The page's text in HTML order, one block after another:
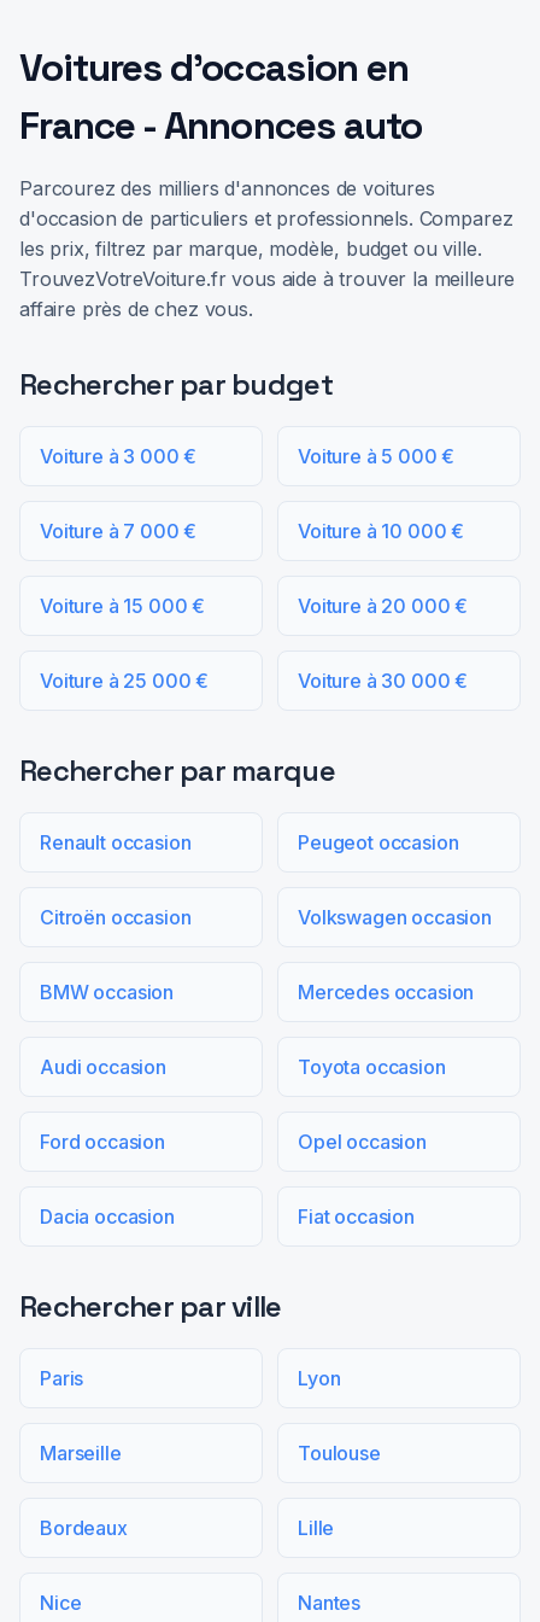
Voitures d'occasion en
France - Annonces auto
Parcourez des milliers d'annonces de voitures
d'occasion de particuliers et professionnels. Comparez
les prix, filtrez par marque, modèle, budget ou ville.
TrouvezVotreVoiture.fr vous aide à trouver la meilleure
affaire près de chez vous.
Rechercher par budget
Voiture à 3 000 € Voiture à 5 000 €
Voiture à 7 000 € Voiture à 10 000 €
Voiture à 15 000 € Voiture à 20 000 €
Voiture à 25 000 € Voiture à 30 000 €
Rechercher par marque
Renault occasion Peugeot occasion
Citroën occasion Volkswagen occasion
BMW occasion Mercedes occasion
Audi occasion Toyota occasion
Ford occasion Opel occasion
Dacia occasion Fiat occasion
Rechercher par ville
Paris Lyon
Marseille Toulouse
Bordeaux Lille
Nice Nantes